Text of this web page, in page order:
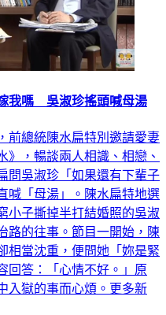
我嗎 吳淑珍搖頭喊母湯
前總統陳水扁特別邀請愛妻
》，暢談兩人相識、相戀、
問吳淑珍「如果還有下輩子
喊「母湯」。陳水扁特地選
小子撕掉半打結婚照的吳淑
路的往事。節目一開始，陳
相當沈重，便問她「妳是緊
回答：「心情不好。」原
入獄的事而心煩。更多新